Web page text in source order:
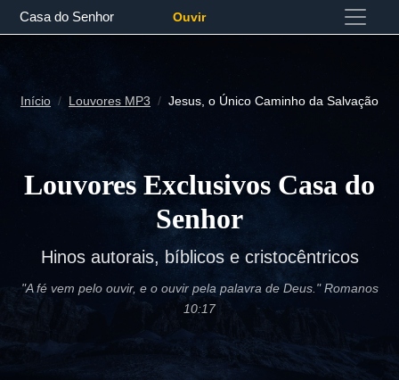
Casa do Senhor Ouvir
Início Louvores MP3 Jesus, o Único Caminho da Salvação
Louvores Exclusivos Casa do
Senhor
Hinos autorais, bíblicos e cristocêntricos
"A fé vem pelo ouvir, e o ouvir pela palavra de Deus." Romanos
10:17